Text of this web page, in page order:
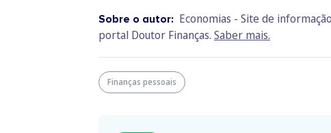
Sobre o autor: Economias - Site de
portal Doutor Finanças. Saber mais.
Finanças pessoais